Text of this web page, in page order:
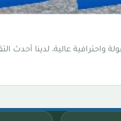
عالية، لدينا أحدث